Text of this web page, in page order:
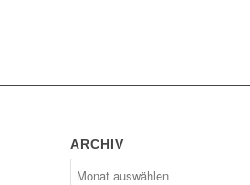
ARCHIV